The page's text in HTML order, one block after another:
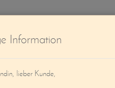
Information
lieber Kunde,